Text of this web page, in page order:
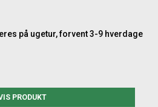
på ugetur, forvent 3-9 hverdage
PRODUKT